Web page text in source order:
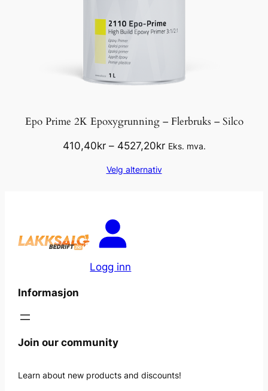
Epo Prime 2K Epoxygrunning – Flerbruks – Silco
410,40kr – 4527,20krPrisområde:
Eks. mva.
Velg alternativ
Logg inn
Informasjon
Join our community
Learn about new products and discounts!